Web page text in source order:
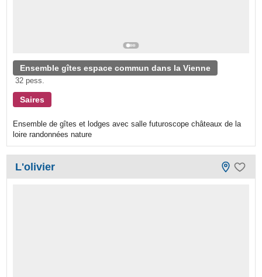
Ensemble gîtes espace commun dans la Vienne
32 pess.
Saires
Ensemble de gîtes et lodges avec salle futuroscope châteaux de la
loire randonnées nature
L'olivier